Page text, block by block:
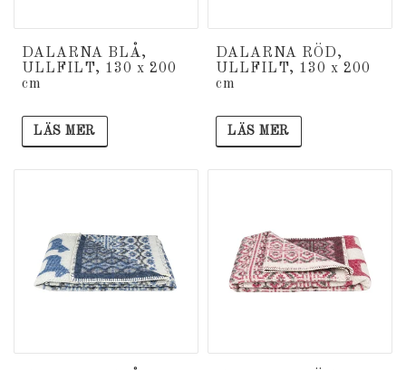
DALARNA BLÅ,
ULLFILT, 130 x 200
cm
LÄS MER
DALARNA RÖD,
ULLFILT, 130 x 200
cm
LÄS MER